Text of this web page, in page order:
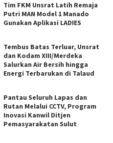
Tim FKM Unsrat Latih Remaja
Putri MAN Model 1 Manado
Gunakan Aplikasi LADIES
Tembus Batas Terluar, Unsrat
dan Kodam XIII/Merdeka
Salurkan Air Bersih hingga
Energi Terbarukan di Talaud
Pantau Seluruh Lapas dan
Rutan Melalui CCTV, Program
Inovasi Kanwil Ditjen
Pemasyarakatan Sulut